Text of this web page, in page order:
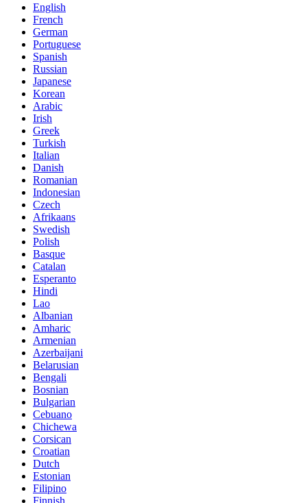
English
French
German
Portuguese
Spanish
Russian
Japanese
Korean
Arabic
Irish
Greek
Turkish
Italian
Danish
Romanian
Indonesian
Czech
Afrikaans
Swedish
Polish
Basque
Catalan
Esperanto
Hindi
Lao
Albanian
Amharic
Armenian
Azerbaijani
Belarusian
Bengali
Bosnian
Bulgarian
Cebuano
Chichewa
Corsican
Croatian
Dutch
Estonian
Filipino
Finnish